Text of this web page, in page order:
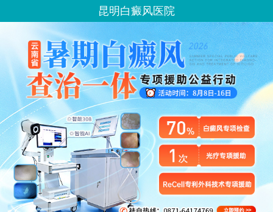
昆明白癜风医院